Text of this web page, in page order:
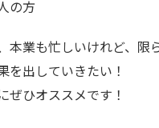
の方
本業も忙しいけれど、限
を出していきたい！
ぜひオススメです！